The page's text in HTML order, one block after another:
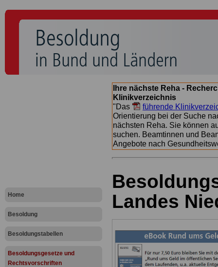
Home
Besoldung
Besoldungstabellen
Besoldungsgesetze und
Rechtsvorschriften
Ihre nächste Reha -
Klinikverzeichnis
"Das
führende
Orientierung bei der Suche
nächsten Reha. Sie können
suchen. Beamtinnen und
Angebote nach
Landes